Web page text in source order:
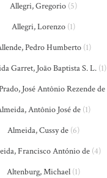
Allegri, Gregorio (5)
Allegri, Lorenzo (1)
Pedro Humberto(1)
Garret, João Baptista S. L.(1)
José Antônio Rezende de
Antônio José de (1)
Almeida, Cussy de (6)
Francisco António de (4)
Altenburg, Michael (1)